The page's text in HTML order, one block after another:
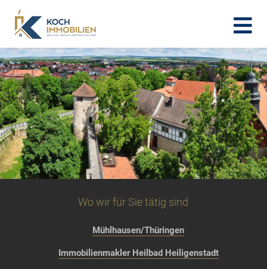
Wo wir für Sie tätig sind
Mühlhausen/Thüringen
Immobilienmakler Heilbad Heiligenstadt